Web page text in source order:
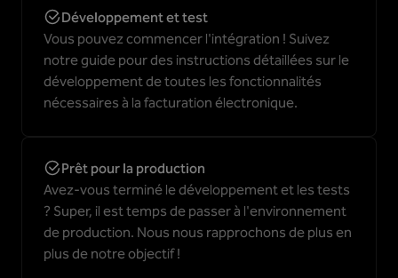
Développement et test
Vous pouvez commencer l'intégration ! Suivez
notre guide pour des instructions détaillées sur le
développement de toutes les fonctionnalités
nécessaires à la facturation électronique.
Prêt pour la production
Avez-vous terminé le développement et les tests
? Super, il est temps de passer à l'environnement
de production. Nous nous rapprochons de plus en
plus de notre objectif !